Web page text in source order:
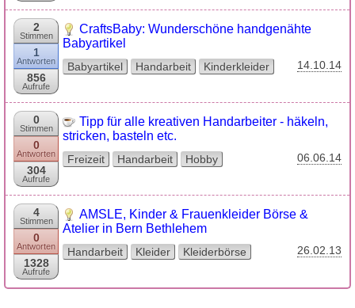
2
Stimmen
1
Antworten
856
Aufrufe
CraftsBaby: Wunderschöne handgenähte
Babyartikel
Babyartikel Handarbeit Kinderkleider 14.10.14
0
Stimmen
0
Antworten
304
Aufrufe
Tipp für alle kreativen Handarbeiter - häkeln,
stricken, basteln etc.
Freizeit Handarbeit Hobby 06.06.14
4
Stimmen
0
Antworten
1328
Aufrufe
AMSLE, Kinder & Frauenkleider Börse &
Atelier in Bern Bethlehem
Handarbeit Kleider Kleiderbörse 26.02.13